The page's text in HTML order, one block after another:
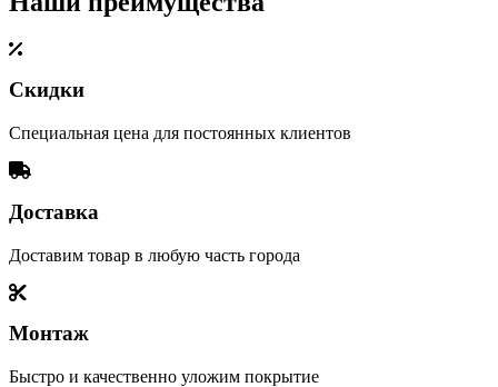
Скидки
Специальная цена для постоянных клиентов
Доставка
Доставим товар в любую часть города
Монтаж
Быстро и качественно уложим покрытие